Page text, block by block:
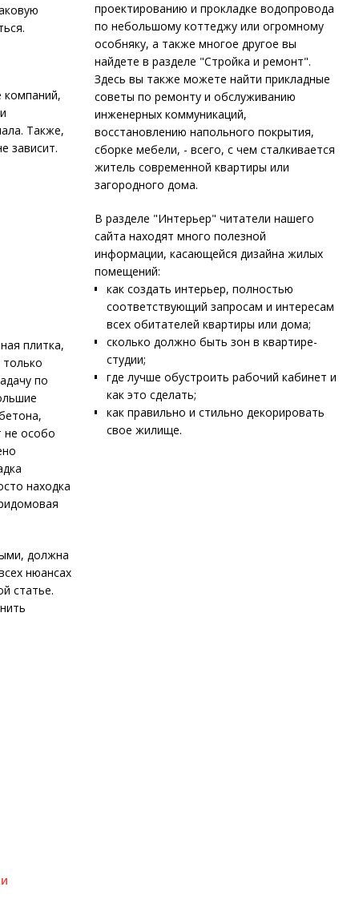
компаний,
Также,
зависит.
плитка,
по
не особо
находка
должна
нюансах
статье.
проектированию и прокладке водопровода
по небольшому коттеджу или огромному
особняку, а также многое другое вы
найдете в разделе "Стройка и ремонт".
Здесь вы также можете найти прикладные
советы по ремонту и обслуживанию
инженерных коммуникаций,
восстановлению напольного покрытия,
сборке мебели, - всего, с чем сталкивается
житель современной квартиры или
загородного дома.
В разделе "Интерьер" читатели нашего
сайта находят много полезной
информации, касающейся дизайна жилых
помещений:
как создать интерьер, полностью
соответствующий запросам и интересам
всех обитателей квартиры или дома;
сколько должно быть зон в квартире-
студии;
где лучше обустроить рабочий кабинет и
как это сделать;
как правильно и стильно декорировать
свое жилище.